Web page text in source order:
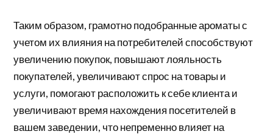
Таким образом, грамотно подобранные ароматы с
учетом их влияния на потребителей способствуют
увеличению покупок, повышают лояльность
покупателей, увеличивают спрос на товары и
услуги, помогают расположить к себе клиента и
увеличивают время нахождения посетителей в
вашем заведении, что непременно влияет на